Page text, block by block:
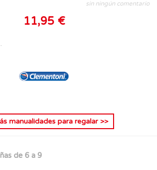
sin ningún comentario
11,95 €
manualidades para regalar>>
de 6 a 9